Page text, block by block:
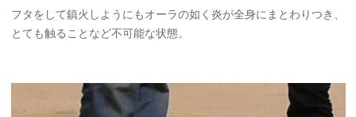
フタをして鎮火しようにもオーラの如く炎が全身にまとわりつき、
とても触ることなど不可能な状態。